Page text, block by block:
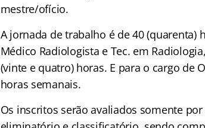
mestre/ofício.
A jornada de trabalho é de 40 (quarenta)
Médico Radiologista e Tec. em
(vinte e quatro) horas. E para o cargo de
horas semanais.
Os inscritos serão avaliados somente